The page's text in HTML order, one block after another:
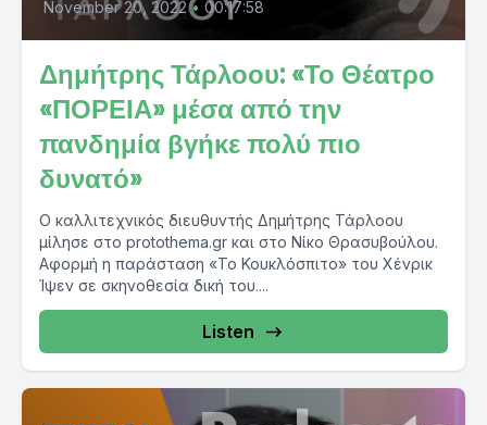
November 20, 2022 • 00:17:58
Δημήτρης Τάρλοου: «Το Θέατρο
«ΠΟΡΕΙΑ» μέσα από την
πανδημία βγήκε πολύ πιο
δυνατό»
Ο καλλιτεχνικός διευθυντής Δημήτρης Τάρλοου
μίλησε στο protothema.gr και στο Νίκο Θρασυβούλου.
Αφορμή η παράσταση «Το Κουκλόσπιτο» του Χένρικ
Ίψεν σε σκηνοθεσία δική του....
Listen